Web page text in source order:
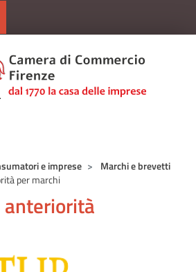
e imprese
Marchi e brevetti
per marchi
anteriorità